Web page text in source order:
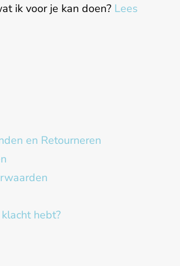
ik voor je kan doen? Lees
en Retourneren
hebt?